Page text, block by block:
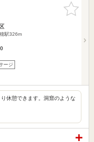
お気に入
りに追加
駅326m
ージ
休憩できます。洞窟のような